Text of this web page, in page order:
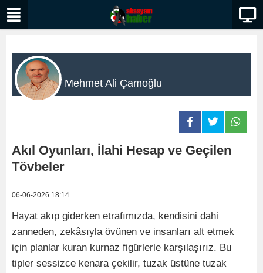
Mehmet Ali Çamoğlu
Akıl Oyunları, İlahi Hesap ve Geçilen
Tövbeler
06-06-2026 18:14
Hayat akıp giderken etrafımızda, kendisini dahi
zanneden, zekâsıyla övünen ve insanları alt etmek
için planlar kuran kurnaz figürlerle karşılaşırız. Bu
tipler sessizce kenara çekilir, tuzak üstüne tuzak